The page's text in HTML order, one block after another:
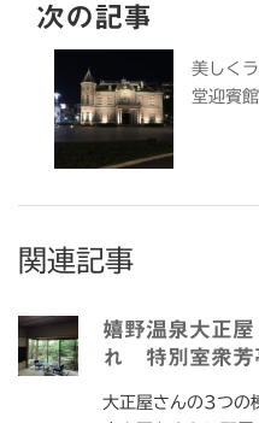
次の記事
美しく
堂迎賓館
関連記事
嬉野温泉大正
れ 特別室衆芳
大正屋さんの3つの